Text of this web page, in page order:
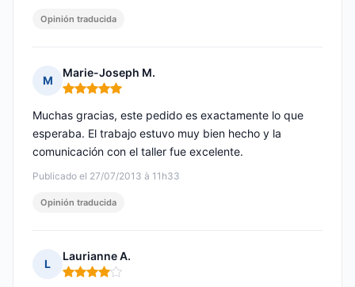
Opinión traducida
M
Marie-Joseph M.
Nota: 5 de 5
Publicado el 27/07/2013 à 11h33
Muchas gracias, este pedido es exactamente lo que
esperaba. El trabajo estuvo muy bien hecho y la
comunicación con el taller fue excelente.
Opinión traducida
L
Laurianne A.
Nota: 4 de 5